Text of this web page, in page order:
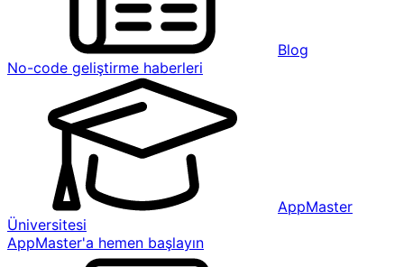
Blog
No-code geliştirme haberleri
AppMaster
Üniversitesi
AppMaster'a hemen başlayın